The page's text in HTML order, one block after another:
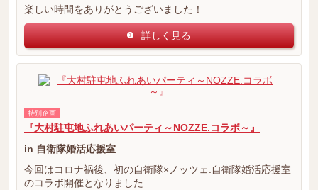
楽しい時間をありがとうございました！
詳しく見る
特別企画
『大村駐屯地ふれあいパーティ～NOZZE.コラボ～』
in 自衛隊婚活応援室
今回はコロナ禍後、初の自衛隊×ノッツェ.自衛隊婚活応援室
のコラボ開催となりました